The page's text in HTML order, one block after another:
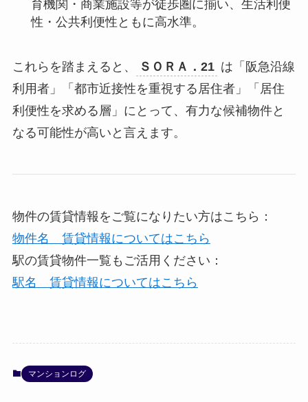
育機関・商業施設等が徒歩圏に揃い、生活利便
性・公共利便性ともに高水準。
これらを踏まえると、 ＳＯＲＡ．21 は「阪急沿線
利用者」「都市近接性を重視する居住者」「居住
利便性を求める層」にとって、有力な候補物件と
なる可能性が高いと言えます。
物件の賃貸情報をご覧になりたい方はこちら：
物件名 賃貸情報についてはこちら
駅の賃貸物件一覧もご活用ください：
駅名 賃貸情報についてはこちら
マンションログ